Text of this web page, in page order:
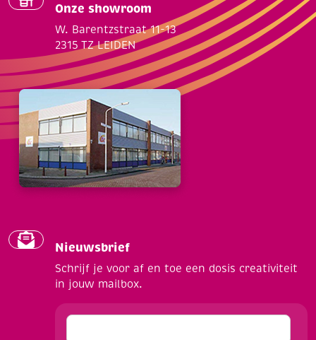
Onze showroom
W. Barentzstraat 11-13
2315 TZ LEIDEN
Nieuwsbrief
Schrijf je voor af en toe een dosis creativiteit
in jouw mailbox.